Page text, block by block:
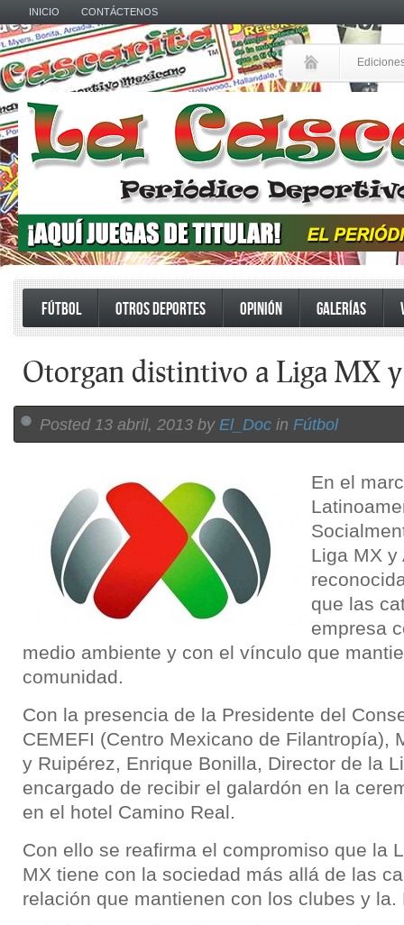
INICIO CONTÁCTENOS
FÚTBOL OTROS DEPORTES OPINIÓN GALERÍAS
Otorgan distintivo a Liga MX
Posted 13 abril, 2013 by El_Doc in Fútbol
En el
Liga MX y
que las
empresa
medio ambiente y con el vínculo que
comunidad.
Con la presencia de la Presidente del
CEMEFI (Centro Mexicano de Filantropía),
y Ruipérez, Enrique Bonilla, Director de la
encargado de recibir el galardón en la
en el hotel Camino Real.
Con ello se reafirma el compromiso que la
MX tiene con la sociedad más allá de las
relación que mantienen con los clubes y